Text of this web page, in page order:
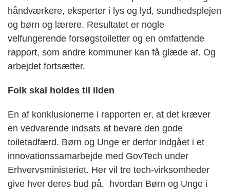
håndværkere, eksperter i lys og lyd, sundhedsplejen
og børn og lærere. Resultatet er nogle
velfungerende forsøgstoiletter og en omfattende
rapport, som andre kommuner kan få glæde af. Og
arbejdet fortsætter.
Folk skal holdes til ilden
En af konklusionerne i rapporten er, at det kræver
en vedvarende indsats at bevare den gode
toiletadfærd. Børn og Unge er derfor indgået i et
innovationssamarbejde med GovTech under
Erhvervsministeriet. Her vil tre tech-virksomheder
give hver deres bud på, hvordan Børn og Unge i